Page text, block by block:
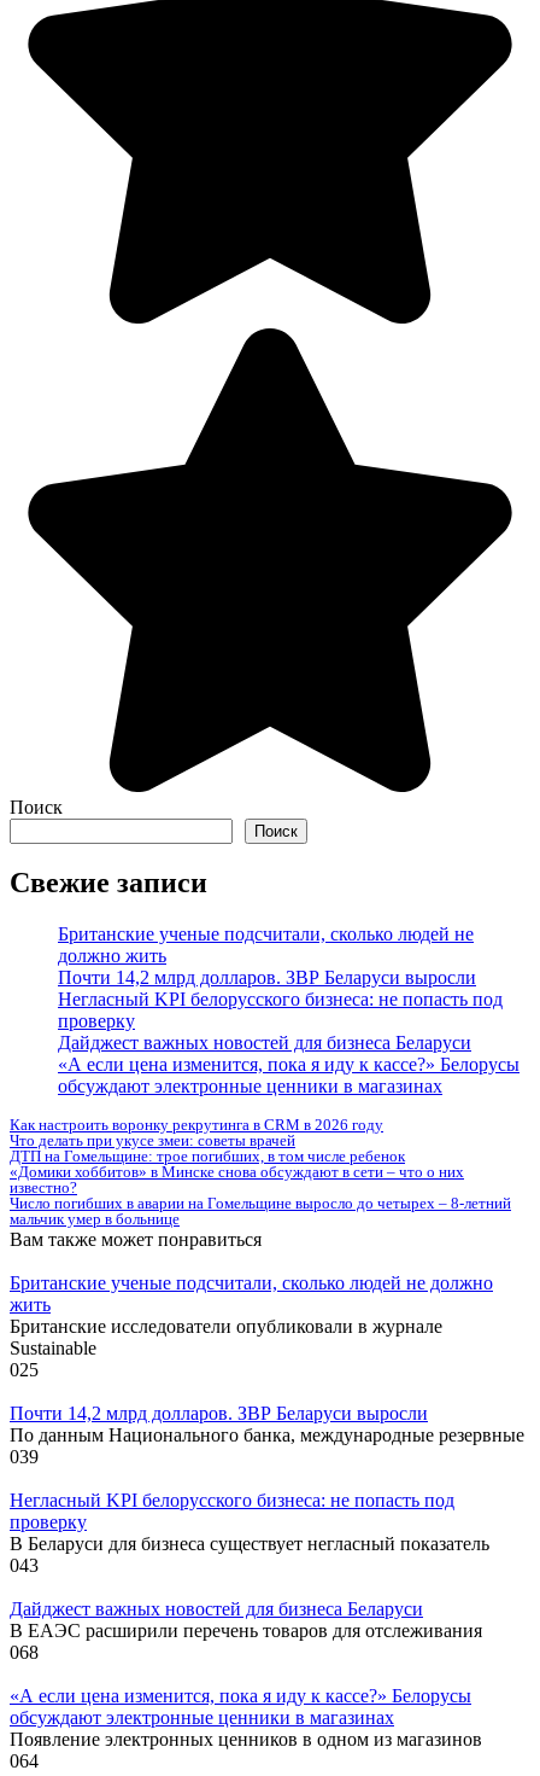
Поиск
Поиск
Свежие записи
Британские ученые подсчитали, сколько людей не
должно жить
Почти 14,2 млрд долларов. ЗВР Беларуси выросли
Негласный KPI белорусского бизнеса: не попасть под
проверку
Дайджест важных новостей для бизнеса Беларуси
«А если цена изменится, пока я иду к кассе?» Белорусы
обсуждают электронные ценники в магазинах
Как настроить воронку рекрутинга в CRM в 2026 году
Что делать при укусе змеи: советы врачей
ДТП на Гомельщине: трое погибших, в том числе ребенок
«Домики хоббитов» в Минске снова обсуждают в сети – что о них
известно?
Число погибших в аварии на Гомельщине выросло до четырех – 8-летний
мальчик умер в больнице
Вам также может понравиться
Британские ученые подсчитали, сколько людей не должно
жить
Британские исследователи опубликовали в журнале
Sustainable
025
Почти 14,2 млрд долларов. ЗВР Беларуси выросли
По данным Национального банка, международные резервные
039
Негласный KPI белорусского бизнеса: не попасть под
проверку
В Беларуси для бизнеса существует негласный показатель
043
Дайджест важных новостей для бизнеса Беларуси
В ЕАЭС расширили перечень товаров для отслеживания
068
«А если цена изменится, пока я иду к кассе?» Белорусы
обсуждают электронные ценники в магазинах
Появление электронных ценников в одном из магазинов
064